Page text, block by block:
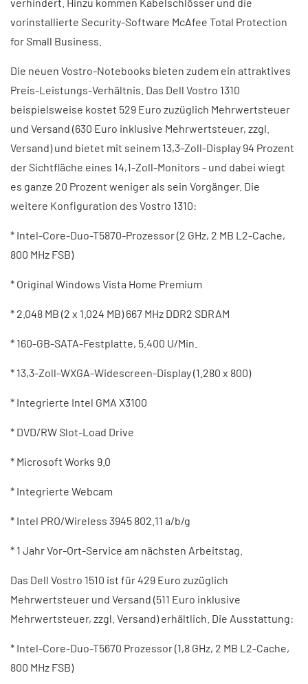
vorinstallierte Security-Software McAfee Total Protection
for Small Business.
Die neuen Vostro-Notebooks bieten zudem ein attraktives
Preis-Leistungs-Verhältnis. Das Dell Vostro 1310
beispielsweise kostet 529 Euro zuzüglich Mehrwertsteuer
und Versand (630 Euro inklusive Mehrwertsteuer, zzgl.
Versand) und bietet mit seinem 13,3-Zoll-Display 94 Prozent
der Sichtfläche eines 14,1-Zoll-Monitors - und dabei wiegt
es ganze 20 Prozent weniger als sein Vorgänger. Die
weitere Konfiguration des Vostro 1310:
* Intel-Core-Duo-T5870-Prozessor (2 GHz, 2 MB L2-Cache,
800 MHz FSB)
* Original Windows Vista Home Premium
* 2.048 MB (2 x 1.024 MB) 667 MHz DDR2 SDRAM
* 160-GB-SATA-Festplatte, 5.400 U/Min.
* 13,3-Zoll-WXGA-Widescreen-Display (1.280 x 800)
* Integrierte Intel GMA X3100
* DVD/RW Slot-Load Drive
* Microsoft Works 9.0
* Integrierte Webcam
* Intel PRO/Wireless 3945 802.11 a/b/g
* 1 Jahr Vor-Ort-Service am nächsten Arbeitstag.
Das Dell Vostro 1510 ist für 429 Euro zuzüglich
Mehrwertsteuer und Versand (511 Euro inklusive
Mehrwertsteuer, zzgl. Versand) erhältlich. Die Ausstattung:
* Intel-Core-Duo-T5670 Prozessor (1,8 GHz, 2 MB L2-Cache,
800 MHz FSB)